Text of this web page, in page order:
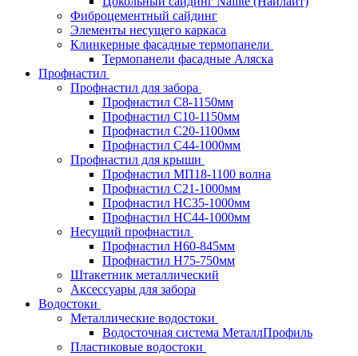
Фиброцементный сайдинг
Элементы несущего каркаса
Клинкерные фасадные термопанели
Термопанели фасадные Аляска
Профнастил
Профнастил для забора
Профнастил С8-1150мм
Профнастил С10-1150мм
Профнастил С20-1100мм
Профнастил С44-1000мм
Профнастил для крыши
Профнастил МП18-1100 волна
Профнастил С21-1000мм
Профнастил HC35-1000мм
Профнастил НС44-1000мм
Несущий профнастил
Профнастил Н60-845мм
Профнастил H75-750мм
Штакетник металлический
Аксессуары для забора
Водостоки
Металлические водостоки
Водосточная система МеталлПрофиль
Пластиковые водостоки